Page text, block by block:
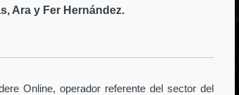
Ara y Fer Hernández.
Online, operador referente del sector del